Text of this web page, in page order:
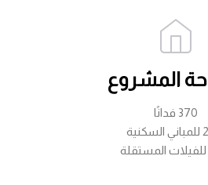
المشروع
370 فدانًا